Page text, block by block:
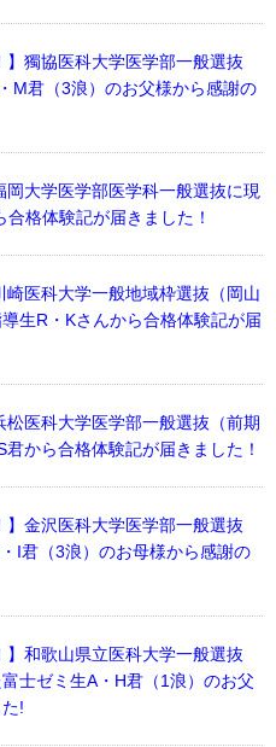
】獨協医科大学医学部一般選抜
M君（3浪）のお父様から感謝の
岡大学医学部医学科一般選抜に現
格体験記が届きました！
崎医科大学一般地域枠選抜（岡山
生R・Kさんから合格体験記が届
松医科大学医学部一般選抜（前期
から合格体験記が届きました！
】金沢医科大学医学部一般選抜
I君（3浪）のお母様から感謝の
】和歌山県立医科大学一般選抜
士ゼミ生A・H君（1浪）のお父
!